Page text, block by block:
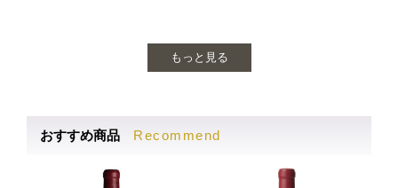
もっと見る
おすすめ商品 Recommend